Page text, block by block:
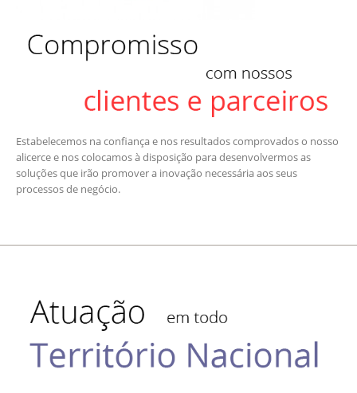
Estabelecemos na confiança e nos resultados comprovados o nosso
alicerce e nos colocamos à disposição para desenvolvermos as
soluções que irão promover a inovação necessária aos seus
processos de negócio.